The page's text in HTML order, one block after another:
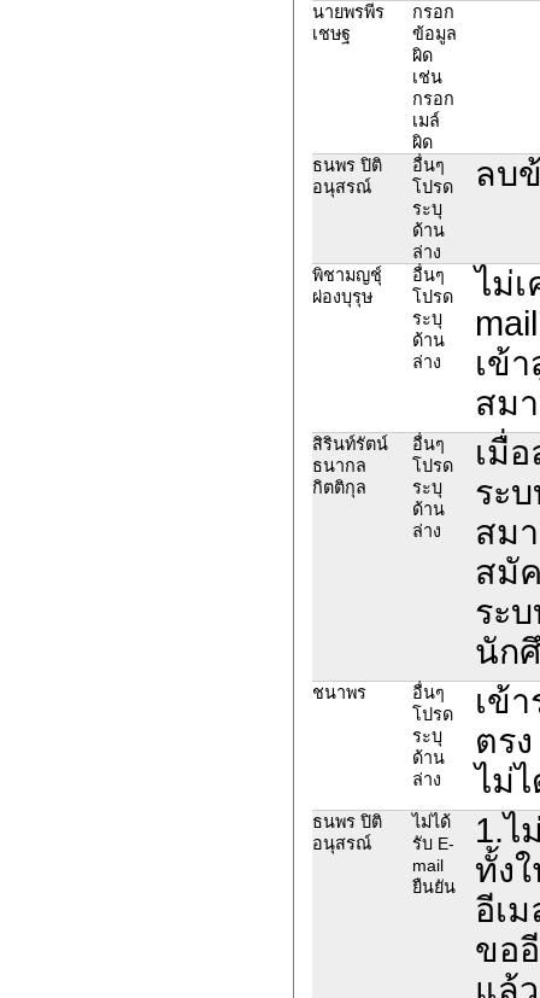
นายพรพีร
เชษฐ
กรอก
ข้อมูล
ผิด
เช่น
กรอก
เมล์
ผิด
ธนพร ปิติ
อนุสรณ์
อื่นๆ
โปรด
ระบุ
ด้าน
ล่าง
ลบ
พิชามญชุ์
ผ่องบุรุษ
อื่นๆ
โปรด
ระบุ
ด้าน
ล่าง
ไม่
เข้
สม
สิรินท์รัตน์
ธนากล
กิตติกุล
อื่นๆ
โปรด
ระบุ
ด้าน
ล่าง
เมื่
ระบ
สม
สมั
ระ
นัก
ชนาพร
อื่นๆ
โปรด
ระบุ
ด้าน
ล่าง
เข้
ตร
ไม่
ธนพร ปิติ
อนุสรณ์
ไม่ได้
รับ E-
mail
ยืนยัน
1.ไ
ทั้ง
อีเ
ขอ
แล้